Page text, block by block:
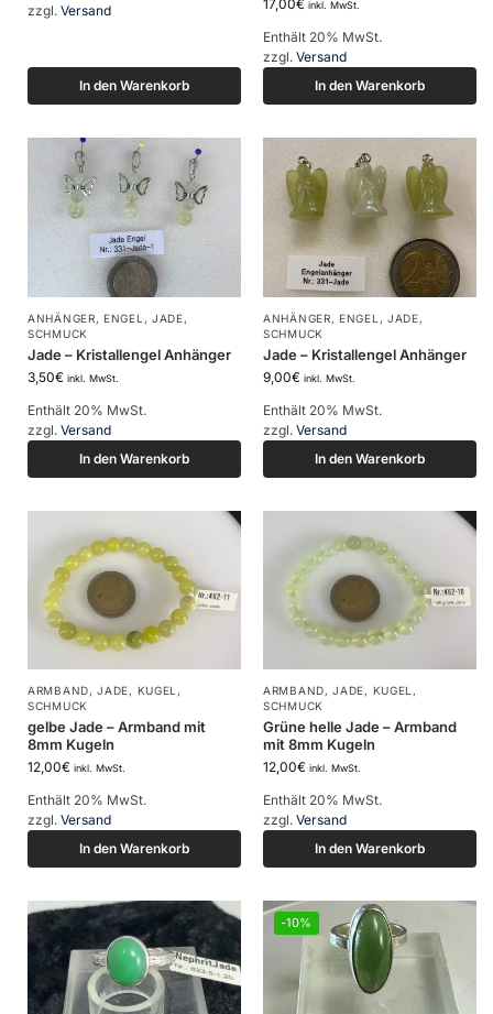
zzgl. Versand
In den Warenkorb
17,00€ inkl. MwSt.
Enthält 20% MwSt.
zzgl. Versand
In den Warenkorb
ANHÄNGER,ENGEL , JADE,
SCHMUCK
Jade – Kristallengel Anhänger
3,50€ inkl. MwSt.
Enthält 20% MwSt.
zzgl. Versand
In den Warenkorb
ANHÄNGER,ENGEL , JADE,
SCHMUCK
Jade – Kristallengel Anhänger
9,00€ inkl. MwSt.
Enthält 20% MwSt.
zzgl. Versand
In den Warenkorb
ARMBAND,JADE, KUGEL ,
SCHMUCK
gelbe Jade – Armband mit
8mm Kugeln
12,00€ inkl. MwSt.
Enthält 20% MwSt.
zzgl. Versand
In den Warenkorb
ARMBAND,JADE, KUGEL ,
SCHMUCK
Grüne helle Jade – Armband
mit 8mm Kugeln
12,00€ inkl. MwSt.
Enthält 20% MwSt.
zzgl. Versand
In den Warenkorb
-10%